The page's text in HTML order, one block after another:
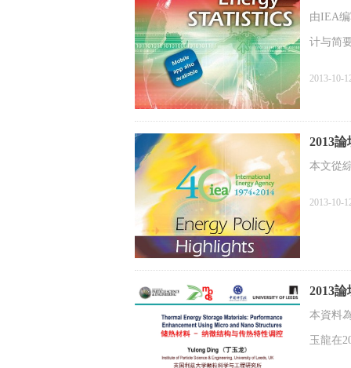
由IEA
计与简
2013-10-
2013
本文從
2013-10-
2013
本資料
玉龍在